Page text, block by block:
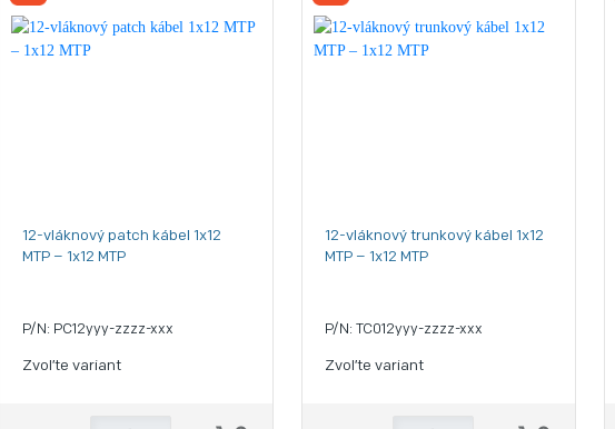
12-vláknový patch kábel 1x12
MTP – 1x12 MTP
P/N: PC12yyy-zzzz-xxx
Zvoľte variant
12-vláknový trunkový kábel 1x12
MTP – 1x12 MTP
P/N: TC012yyy-zzzz-xxx
Zvoľte variant